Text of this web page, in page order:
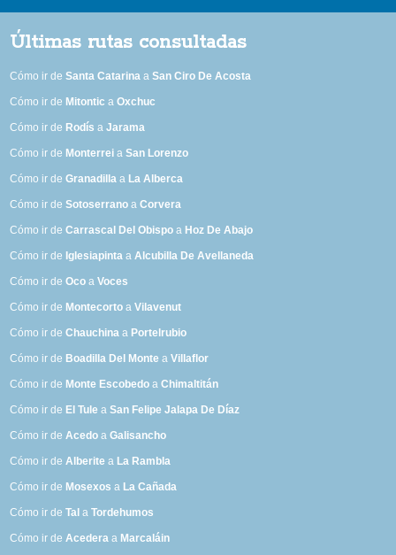
Últimas rutas consultadas
Cómo ir deSanta Catarina aSan Ciro De Acosta
Cómo ir de Mitontic aOxchuc
Cómo ir de Rodís aJarama
Cómo ir de Monterrei aSan Lorenzo
Cómo ir deGranadilla a La Alberca
Cómo ir deSotoserrano aCorvera
Cómo ir deCarrascal Del Obispo a Hoz De Abajo
Cómo ir de Iglesiapinta aAlcubilla De Avellaneda
Cómo ir deOco aVoces
Cómo ir de Montecorto aVilavenut
Cómo ir deChauchina a Portelrubio
Cómo ir de Boadilla Del Monte aVillaflor
Cómo ir de Monte Escobedo aChimaltitán
Cómo ir de El Tule aSan Felipe Jalapa De Díaz
Cómo ir deAcedo aGalisancho
Cómo ir deAlberite a La Rambla
Cómo ir de Mosexos a La Cañada
Cómo ir deTal aTordehumos
Cómo ir deAcedera a Marcaláin